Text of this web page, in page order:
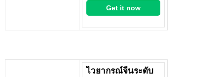
Get it now
ไวยากรณ์จีนระดับ